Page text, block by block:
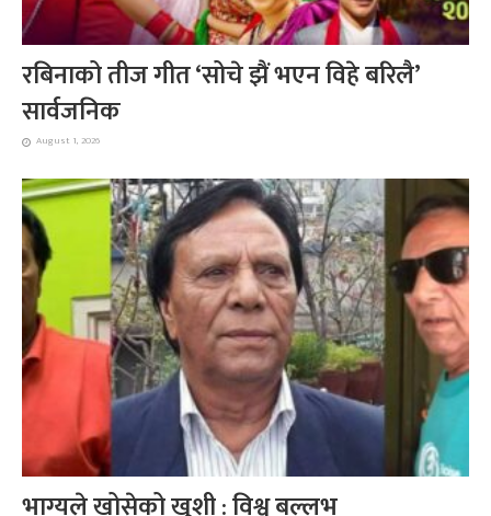
रबिनाको तीज गीत ‘सोचे झैं भएन विहे बरिलै’
सार्वजनिक
August 1, 2026